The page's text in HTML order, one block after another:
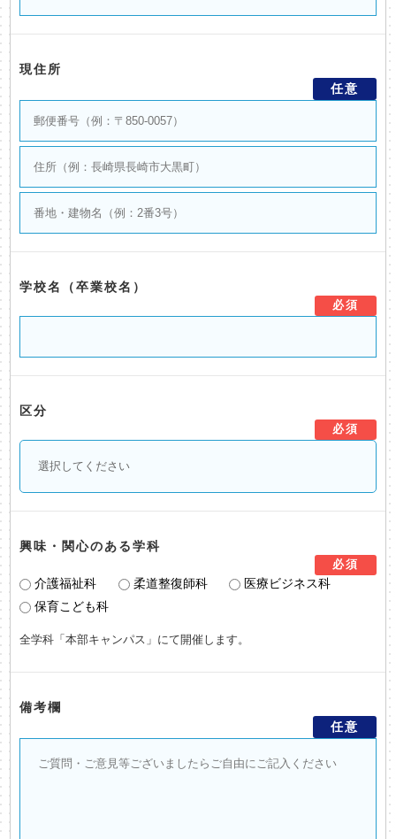
現住所
任意
学校名（卒業校名）
必須
区分
必須
興味・関心のある学科
必須
介護福祉科 柔道整復師科
医療ビジネス科
保育こども科
全学科「本部キャンパス」にて開催します。
備考欄
任意